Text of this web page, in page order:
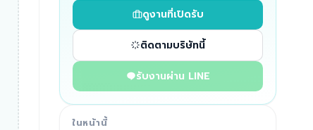
ดูงานที่เปิดรับ
ติดตามบริษัทนี้
รับงานผ่าน LINE
ในหน้านี้